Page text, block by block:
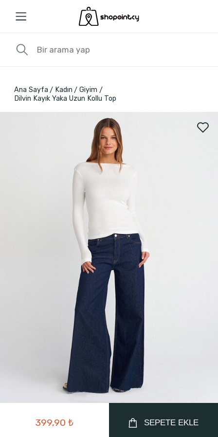
Ana Sayfa Kadın
Giyim
Dilvin Kayık Yaka Uzun Kollu Top
399,90 ₺ SEPETE EKLE